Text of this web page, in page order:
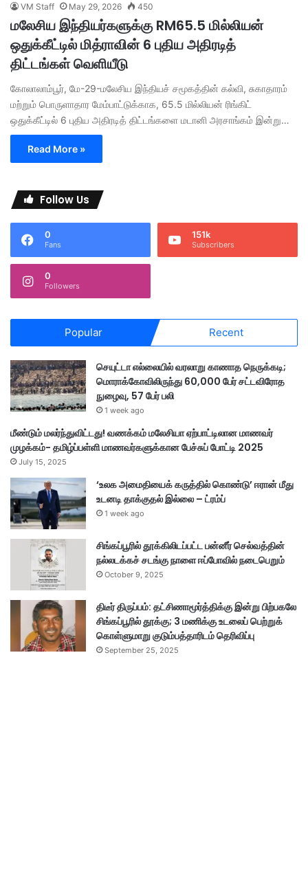
VM Staff May 29, 2026 450
மலேசிய இந்தியர்களுக்கு RM65.5 மில்லியன்
ஒதுக்கீட்டில் மித்ராவின் 6 புதிய அதிரடித்
திட்டங்கள் வெளியீடு
கோலாலாம்பூர், மே-29-மலேசிய இந்தியச் சமூகத்தின் கல்வி, சுகாதாரம்
மற்றும் பொருளாதார மேம்பாட்டுக்காக, 65.5 மில்லியன் ரிங்கிட்
ஒதுக்கீட்டில் 6 புதிய அதிரடித் திட்டங்களை மடானி அரசாங்கம் இன்று…
Read More »
Follow Us
0
Fans
151k
Subscribers
0
Followers
Popular Recent
செயுட்டா எல்லையில் வரலாறு காணாத நெருக்கடி;
மொராக்கோவிலிருந்து 60,000 பேர் சட்டவிரோத
நுழைவு, 57 பேர் பலி
1 week ago
மீண்டும் மலர்ந்துவிட்டது! வணக்கம் மலேசியா ஏற்பாட்டிலான மாணவர்
முழக்கம்- தமிழ்ப்பள்ளி மாணவர்களுக்கான பேச்சுப் போட்டி 2025
July 15, 2025
‘உலக அமைதியைக் கருத்தில் கொண்டு’ ஈரான் மீது
உடனடி தாக்குதல் இல்லை – ட்ரம்ப்
1 week ago
சிங்கப்பூரில் தூக்கிலிடப்பட்ட பன்னீர் செல்வத்தின்
நல்லடக்கச் சடங்கு நாளை ஈப்போவில் நடைபெறும்
October 9, 2025
திடீர் திருப்பம்: தட்சிணாமூர்த்திக்கு இன்று பிற்பகலே
சிங்கப்பூரில் தூக்கு; 3 மணிக்கு உடலைப் பெற்றுக்
கொள்ளுமாறு குடும்பத்தாரிடம் தெரிவிப்பு
September 25, 2025